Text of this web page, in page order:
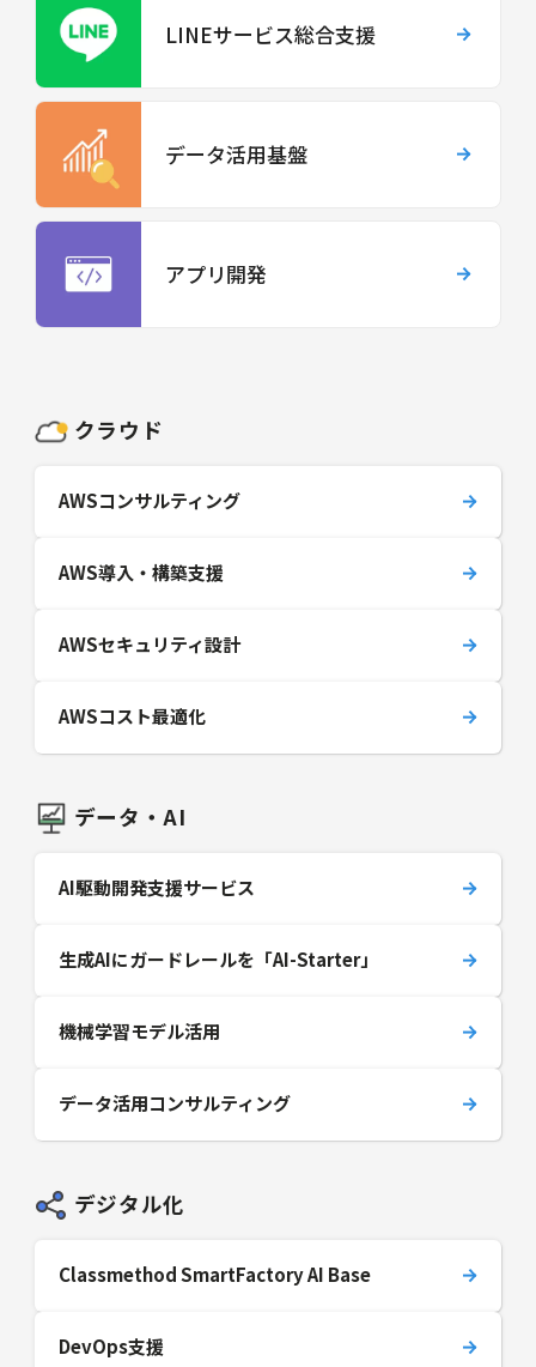
LINEサービス総合支援
データ活用基盤
アプリ開発
クラウド
AWSコンサルティング
AWS導入・構築支援
AWSセキュリティ設計
AWSコスト最適化
データ・AI
AI駆動開発支援サービス
生成AIにガードレールを「AI-Starter」
機械学習モデル活用
データ活用コンサルティング
デジタル化
Classmethod SmartFactory AI Base
DevOps支援